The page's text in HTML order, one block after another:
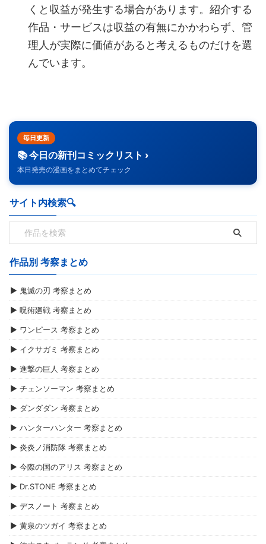
くと収益が発生する場合があります。紹介する
作品・サービスは収益の有無にかかわらず、管
理人が実際に価値があると考えるものだけを選
んでいます。
毎日更新
📚 今日の新刊コミックリスト ›
本日発売の漫画をまとめてチェック
サイト内検索🔍️
作品別 考察まとめ
▶ 鬼滅の刃 考察まとめ
▶ 呪術廻戦 考察まとめ
▶ ワンピース 考察まとめ
▶ イクサガミ 考察まとめ
▶ 進撃の巨人 考察まとめ
▶ チェンソーマン 考察まとめ
▶ ダンダダン 考察まとめ
▶ ハンターハンター 考察まとめ
▶ 炎炎ノ消防隊 考察まとめ
▶ 今際の国のアリス 考察まとめ
▶ Dr.STONE 考察まとめ
▶ デスノート 考察まとめ
▶ 黄泉のツガイ 考察まとめ